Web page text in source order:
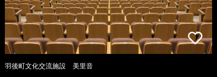
羽後町文化交流施設 美里音